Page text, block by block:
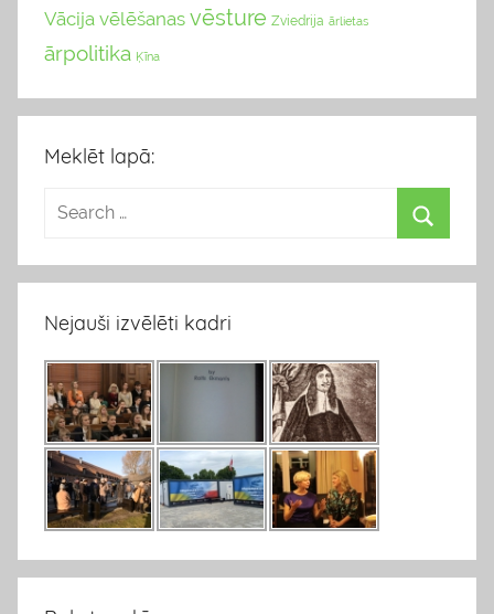
Vācija vēlēšanas vēsture Zviedrija ārlietas
ārpolitika Ķīna
Meklēt lapā:
Nejauši izvēlēti kadri